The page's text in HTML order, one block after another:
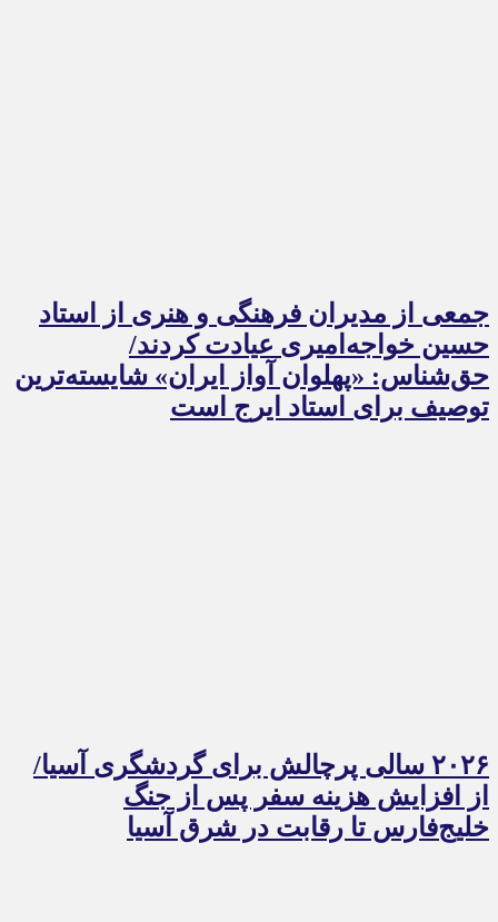
جمعی از مدیران فرهنگی و هنری از استاد
حسین خواجه‌امیری عیادت کردند/
حق‌شناس: «پهلوان آواز ایران» شایسته‌ترین
توصیف برای استاد ایرج است
۲۰۲۶ سالی پرچالش برای گردشگری آسیا/
از افزایش هزینه سفر پس از جنگ
خلیج‌فارس تا رقابت در شرق آسیا